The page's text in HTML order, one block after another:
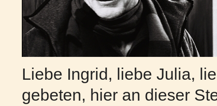
Liebe Ingrid, liebe Julia,
gebeten, hier an dieser